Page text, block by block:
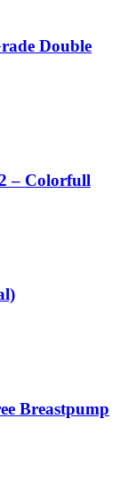
Double
– Colorfull
Breastpump